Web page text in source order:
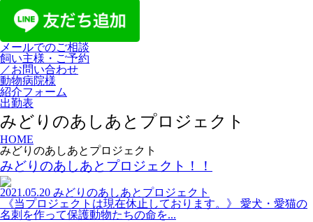
メールでのご相談
飼い主様・ご予約
／お問い合わせ
動物病院様
紹介フォーム
出勤表
みどりのあしあとプロジェクト
HOME
みどりのあしあとプロジェクト
みどりのあしあとプロジェクト！！
2021.05.20 みどりのあしあとプロジェクト
《当プロジェクトは現在休止しております。》 愛犬・愛猫の
名刺を作って保護動物たちの命を...